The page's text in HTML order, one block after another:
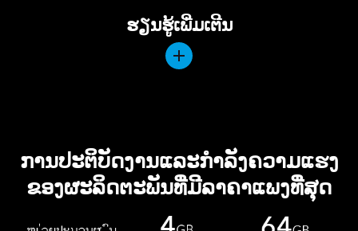
ຮຽນຮູ້ເພີ່ມເຕີນ
ການປະຕິບັດງານແລະກຳລັງຄວາມແຮງ
ຂອງຜະລິດຕະພັນທີ່ມີລາຄາແພງທີ່ສຸດ